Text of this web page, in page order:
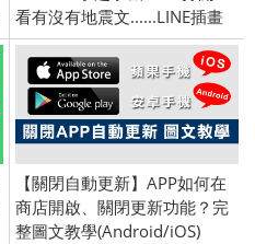
看有沒有地震文......LINE插畫
家每日繪畫貼圖作品！原創精
彩連載中！
【關閉自動更新】APP如何在
商店開啟、關閉更新功能？完
整圖文教學(Android/iOS)